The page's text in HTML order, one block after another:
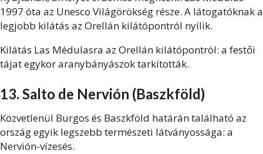
1997 óta az Unesco Világörökség része. A látogatóknak a
legjobb kilátás az Orellán kilátópontról nyílik.
Kilátás Las Médulasra az Orellán kilátópontról: a festői
tájat egykor aranybányászok tarkították.
13. Salto de Nervión (Baszkföld)
Közvetlenül Burgos és Baszkföld határán található az
ország egyik legszebb természeti látványossága: a
Nervión-vízesés.